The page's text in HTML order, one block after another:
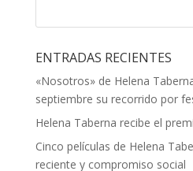
ENTRADAS RECIENTES
«Nosotros» de Helena
septiembre su recorrido por
Helena Taberna recibe el
Cinco películas de Helena
reciente y compromiso social